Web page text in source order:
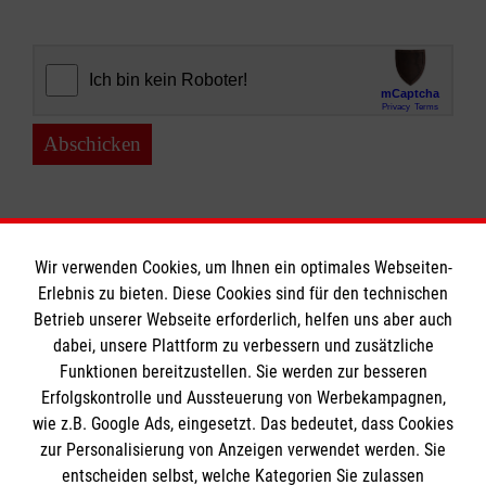
Abschicken
Informationen
Impressum
Datenschutz
Kontakt
Die Malteser
Wir verwenden Cookies, um Ihnen ein optimales Webseiten-
Erlebnis zu bieten. Diese Cookies sind für den technischen
Betrieb unserer Webseite erforderlich, helfen uns aber auch
dabei, unsere Plattform zu verbessern und zusätzliche
Funktionen bereitzustellen. Sie werden zur besseren
Erfolgskontrolle und Aussteuerung von Werbekampagnen,
wie z.B. Google Ads, eingesetzt. Das bedeutet, dass Cookies
zur Personalisierung von Anzeigen verwendet werden. Sie
entscheiden selbst, welche Kategorien Sie zulassen